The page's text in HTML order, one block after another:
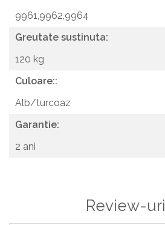
9961,9962,9964
Greutate sustinuta:
120 kg
Culoare::
Alb/turcoaz
Garantie:
2 ani
Review-uri